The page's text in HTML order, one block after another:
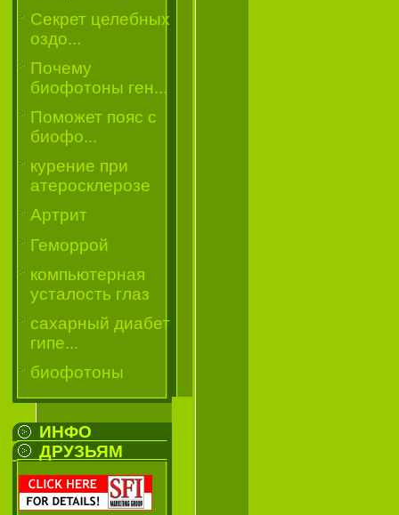
Секрет целебных
оздо...
Почему
биофотоны ген...
Поможет пояс с
биофо...
курение при
атеросклерозе
Артрит
Геморрой
компьютерная
усталость глаз
сахарный диабет
гипе...
биофотоны
ИНФО
ДРУЗЬЯМ